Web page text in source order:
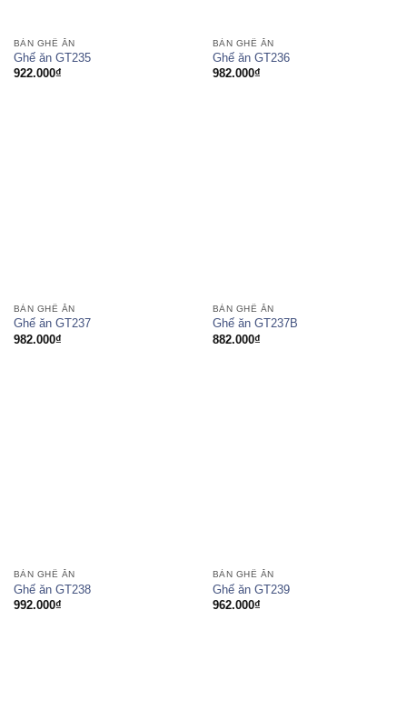
BÀN GHẾ ĂN
Ghế ăn GT235
922.000₫
BÀN GHẾ ĂN
Ghế ăn GT236
982.000₫
BÀN GHẾ ĂN
Ghế ăn GT237
982.000₫
BÀN GHẾ ĂN
Ghế ăn GT237B
882.000₫
BÀN GHẾ ĂN
Ghế ăn GT238
992.000₫
BÀN GHẾ ĂN
Ghế ăn GT239
962.000₫